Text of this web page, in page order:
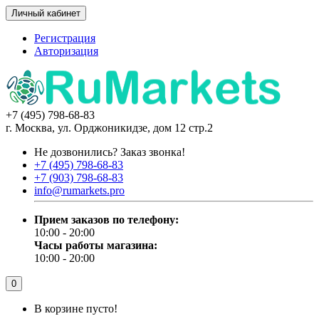
Личный кабинет
Регистрация
Авторизация
+7 (495) 798-68-83
г. Москва, ул. Орджоникидзе, дом 12 стр.2
Не дозвонились? Заказ звонка!
+7 (495) 798-68-83
+7 (903) 798-68-83
info@rumarkets.pro
Прием заказов по телефону:
10:00 - 20:00
Часы работы магазина:
10:00 - 20:00
0
В корзине пусто!